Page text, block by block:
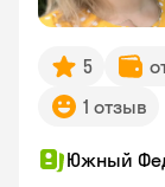
5
1 отзыв
Южный